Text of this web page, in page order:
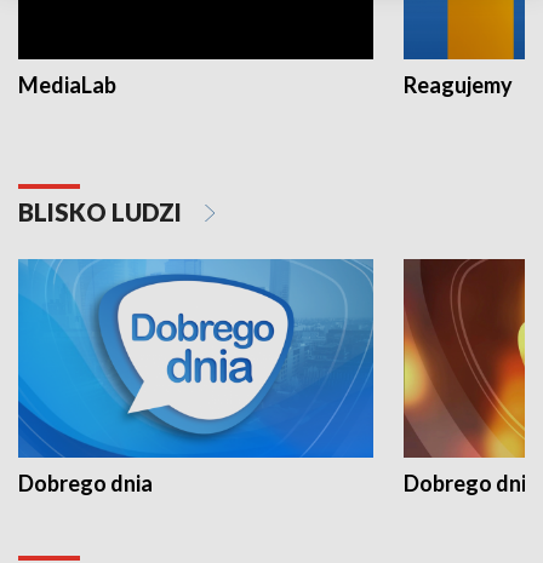
MediaLab Reagujemy
BLISKO LUDZI
Dobrego dnia Dobrego dnia